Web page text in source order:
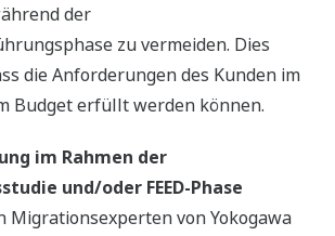
der
zu vermeiden. Dies
die Anforderungen des Kunden im
Budget erfüllt werden können.
im Rahmen der
und/oder FEED-Phase
Migrationsexperten von Yokogawa